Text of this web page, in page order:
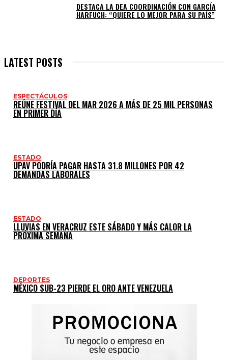
DESTACA LA DEA COORDINACIÓN CON GARCÍA
HARFUCH: “QUIERE LO MEJOR PARA SU PAÍS”
LATEST POSTS
ESPECTÁCULOS
REÚNE FESTIVAL DEL MAR 2026 A MÁS DE 25 MIL PERSONAS
EN PRIMER DÍA
ESTADO
UPAV PODRÍA PAGAR HASTA 31.8 MILLONES POR 42
DEMANDAS LABORALES
ESTADO
LLUVIAS EN VERACRUZ ESTE SÁBADO Y MÁS CALOR LA
PRÓXIMA SEMANA
DEPORTES
MÉXICO SUB-23 PIERDE EL ORO ANTE VENEZUELA